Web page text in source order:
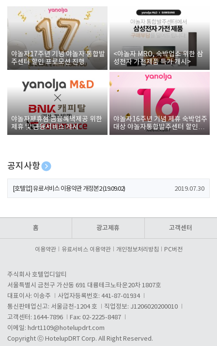
야놀자17주년 기념 야놀자 통합발
주센터 할인 프로모션 진행
<야놀자 MRO, 숙박업소 위한 삼
성전자 가전제품 특가 개시>
야놀자제휴점 금융혜택제공 위한
제휴 및 금융서비스 게시
야놀자16주년 기념 제휴 숙박업주
대상 야놀자통합발주센터 할인쿠
폰 증정
공지사항
[호텔업] 개인정보 처리방침 개정본1 (19.09.02)
[호텔업] 유료서비스 이용약관 개정본2 (19.09.02) 2019.07.30
홈 광고제휴 고객센터
이용약관 유료서비스 이용약관 개인정보처리방침 PC버전
주식회사 호텔업디알티
서울특별시 금천구 가산동 691 대륭테크노타운20차 1807호
대표이사: 이송주
사업자등록번호: 441-87-01934
통신판매업신고: 서울금천-1204 호
직업정보: J1206020200010
고객센터: 1644-7896
Fax: 02-2225-8487
이메일: hdrt1109@hotelupdrt.com
Copyright ⓒ HotelupDRT Corp. All Right Reserved.